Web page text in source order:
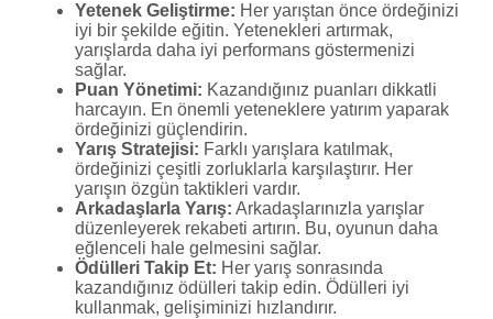
Yetenek Geliştirme: Her yarıştan önce ördeğinizi
iyi bir şekilde eğitin. Yetenekleri artırmak,
yarışlarda daha iyi performans göstermenizi
sağlar.
Puan Yönetimi: Kazandığınız puanları dikkatli
harcayın. En önemli yeteneklere yatırım yaparak
ördeğinizi güçlendirin.
Yarış Stratejisi: Farklı yarışlara katılmak,
ördeğinizi çeşitli zorluklarla karşılaştırır. Her
yarışın özgün taktikleri vardır.
Arkadaşlarla Yarış: Arkadaşlarınızla yarışlar
düzenleyerek rekabeti artırın. Bu, oyunun daha
eğlenceli hale gelmesini sağlar.
Ödülleri Takip Et: Her yarış sonrasında
kazandığınız ödülleri takip edin. Ödülleri iyi
kullanmak, gelişiminizi hızlandırır.